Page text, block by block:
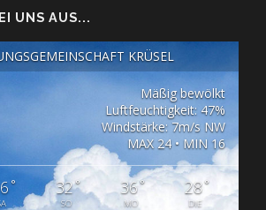
UNS AUS...
KRÜSEL
Mäßig bewölkt
Luftfeuchtigkeit: 47%
Windstärke: 7m/s NW
MAX 24 • MIN 16
° 32°
SO
36°
MO
28°
DIE